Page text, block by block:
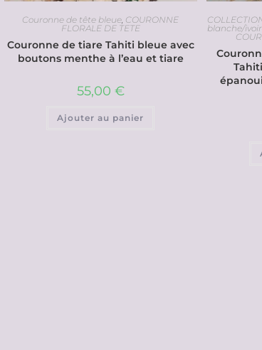
Couronne de tête bleue COURONNE
FLORALE DE TETE
Couronne de tiare Tahiti bleue avec
boutons menthe à l’eau et tiare
55,00 €
Ajouter au panier
blanche/